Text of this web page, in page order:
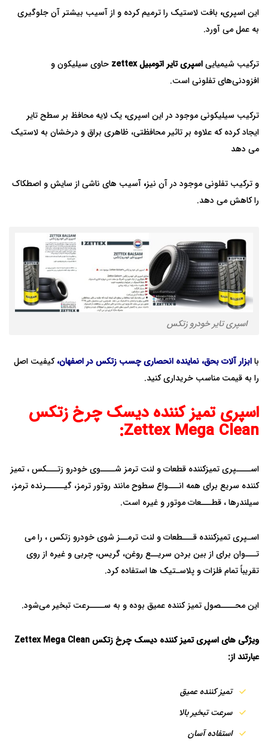
این اسپری، بافت لاستیک را ترمیم کرده و از آسیب بیشتر آن جلوگیری
به عمل می آورد.
ترکیب شیمیاییاسپری تایر اتومبیل zettex
حاوی سیلیکون و
افزودنی‌های تفلونی است.
ترکیب سیلیکونی موجود در این اسپری، یک لایه محافظ بر سطح تایر
ایجاد کرده که علاوه بر تاثیر محافظتی، ظاهری براق و درخشان به لاستیک
می دهد
و ترکیب تفلونی موجود در آن نیز، آسیب های ناشی از سایش و اصطکاک
را کاهش می دهد.
اسپری تایر خودرو زتکس
باابزار آلات بحق، نماینده انحصاری چسب زتکس در اصفهان،کیفیت اصل
را به قیمت مناسب خریداری کنید.
اسپری تمیز کننده دیسک چرخ زتکس
Zettex Mega Clean:
اســــپری تمیزکننده قطعات و لنت ترمز شــــوی خودرو زتـــکس ، تمیز
کننده سریع برای همه انـــواع سطوح مانند روتور ترمز، گیـــــرنده ترمز،
سیلندرها ، قطـــعات موتور و غیره است.
اسـپری تمیزکننده قـــطعات و لنت ترمــز شوی خودرو زتکس ، را می
تـــوان برای از بین بردن سریــع روغن، گریس، چربی و غیره از روی
تقریباً تمام فلزات و پلاسـتیک ها استفاده کرد.
این محــــصول تمیز کننده عمیق بوده و به ســــرعت تبخیر می‌شود.
ویژگی هایاسپری تمیز کننده دیسک چرخ زتکس
عبارتند از:
تمیز کننده عمیق
سرعت تبخیر بالا
استفاده آسان